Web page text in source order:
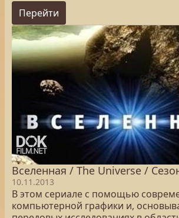
Перейти
Вселенная / The Universe /
10.11.2013
В этом сериале с помощью
компьютерной графики и,